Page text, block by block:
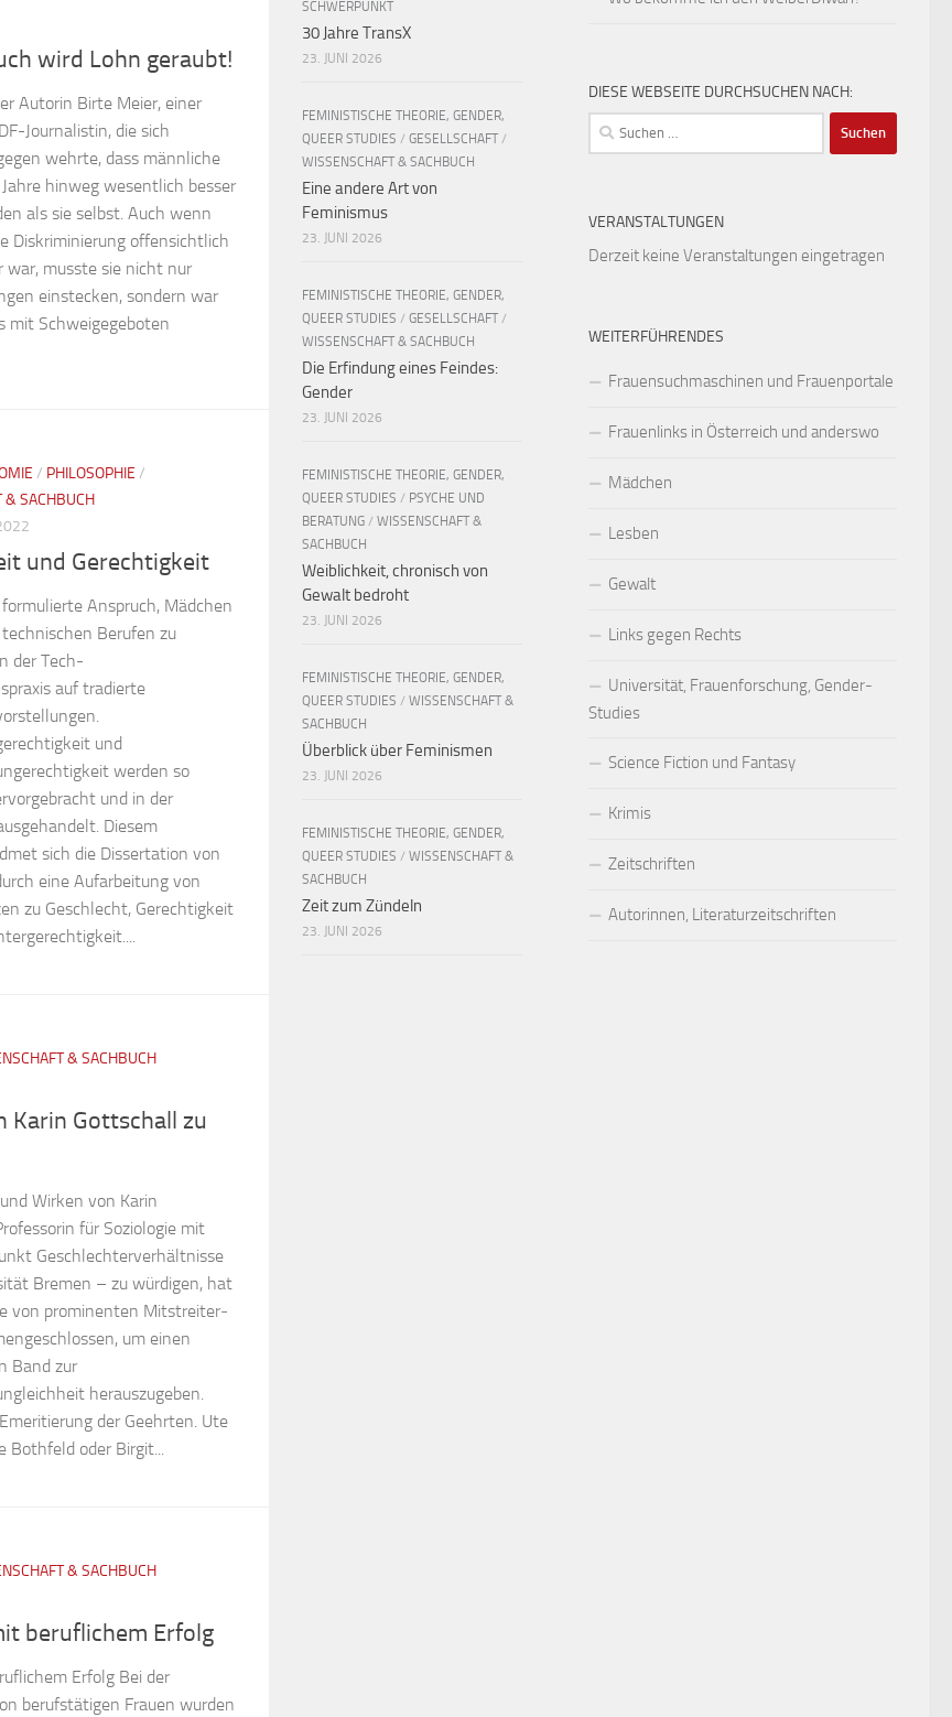
wird Lohn geraubt!
Autorin Birte Meier, einer
Journalistin, die sich
wehrte, dass männliche
hinweg wesentlich besser
als sie selbst. Auch wenn
Diskriminierung offensichtlich
war, musste sie nicht nur
einstecken, sondern war
mit Schweigegeboten
/ PHILOSOPHIE /
& SACHBUCH
und Gerechtigkeit
Anspruch, Mädchen
Berufen zu
der Tech-
auf tradierte
und
werden so
und in der
Diesem
sich die Dissertation von
eine Aufarbeitung von
zu Geschlecht, Gerechtigkeit
& SACHBUCH
Karin Gottschall zu
Wirken von Karin
für Soziologie mit
Geschlechterverhältnisse
Bremen – zu würdigen, hat
von prominenten Mitstreiter­­
um einen
Band zur
herauszugeben.
der Geehrten. Ute
Bothfeld oder Birgit...
& SACHBUCH
beruflichem Erfolg
Erfolg Bei der
berufstätigen Frauen wurden
DIESE WEBSEITE DURCHSUCHEN NACH:
Suchen
nach:
VERANSTALTUNGEN
Derzeit keine Veranstaltungen eingetragen
WEITERFÜHRENDES
Frauensuchmaschinen und Frauenportale
Frauenlinks in Österreich und anderswo
Mädchen
Lesben
Gewalt
Links gegen Rechts
Universität, Frauenforschung, Gender-
Studies
Science Fiction und Fantasy
Krimis
Zeitschriften
Autorinnen, Literaturzeitschriften
SCHWERPUNKT
30 Jahre TransX
23. JUNI 2026
FEMINISTISCHE THEORIE, GENDER,
QUEER STUDIES / GESELLSCHAFT /
WISSENSCHAFT & SACHBUCH
Eine andere Art von
Feminismus
23. JUNI 2026
FEMINISTISCHE THEORIE, GENDER,
QUEER STUDIES / GESELLSCHAFT /
WISSENSCHAFT & SACHBUCH
Die Erfindung eines Feindes:
Gender
23. JUNI 2026
FEMINISTISCHE THEORIE, GENDER,
QUEER STUDIES / PSYCHE UND
BERATUNG / WISSENSCHAFT &
SACHBUCH
Weiblichkeit, chronisch von
Gewalt bedroht
23. JUNI 2026
FEMINISTISCHE THEORIE, GENDER,
QUEER STUDIES / WISSENSCHAFT &
SACHBUCH
Überblick über Feminismen
23. JUNI 2026
FEMINISTISCHE THEORIE, GENDER,
QUEER STUDIES / WISSENSCHAFT &
SACHBUCH
Zeit zum Zündeln
23. JUNI 2026